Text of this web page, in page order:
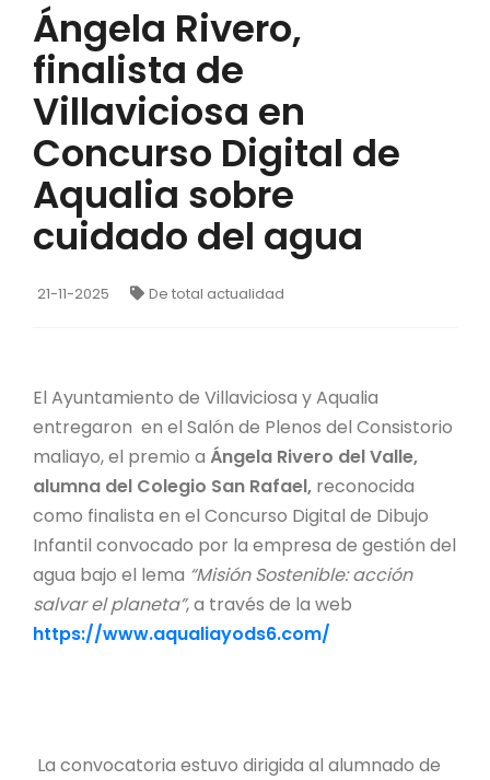
Ángela Rivero,
finalista de
Villaviciosa en
Concurso Digital de
Aqualia sobre
cuidado del agua
21-11-2025 De total actualidad
El Ayuntamiento de Villaviciosa y Aqualia
entregaron en el Salón de Plenos del Consistorio
maliayo, el premio a Ángela Rivero del Valle,
alumna del Colegio San Rafael, reconocida
como finalista en el Concurso Digital de Dibujo
Infantil convocado por la empresa de gestión del
agua bajo el lema “Misión Sostenible: acción
salvar el planeta”, a través de la web
https://www.aqualiayods6.com/
La convocatoria estuvo dirigida al alumnado de